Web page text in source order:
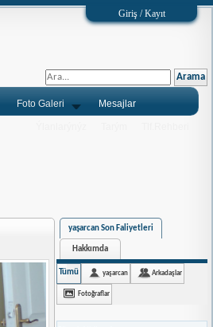
Giriş / Kayıt
Foto Galeri Mesajlar
yaşarcan Son Faliyetleri
Hakkımda
Tümü yaşarcan Arkadaşlar
Fotoğraflar